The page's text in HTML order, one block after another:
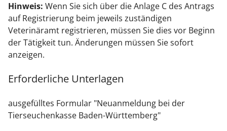
Hinweis: Wenn Sie sich über die Anlage C des Antrags
auf Registrierung beim jeweils zuständigen
Veterinäramt registrieren, müssen Sie dies vor Beginn
der Tätigkeit tun. Änderungen müssen Sie sofort
anzeigen.
Erforderliche Unterlagen
ausgefülltes Formular "Neuanmeldung bei der
Tierseuchenkasse Baden-Württemberg"